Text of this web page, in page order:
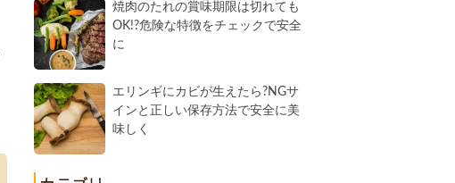
焼肉のたれの賞味期限は切れても
OK!?危険な特徴をチェックで安全
に
エリンギにカビが生えたら?NGサ
インと正しい保存方法で安全に美
味しく